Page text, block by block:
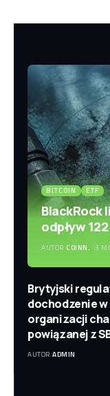
BITCOIN ETF
BlackRock
odpływ
AUTOR COINN. 3
Brytyjski
dochodzenie
organizacji
powiązanej z
AUTOR ADMIN